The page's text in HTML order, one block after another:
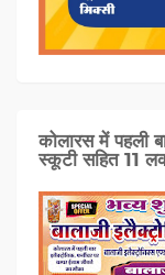
कोलारस में पहली
स्कूटी सहित 11